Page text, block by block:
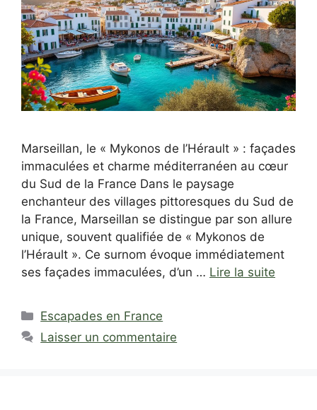
Marseillan, le « Mykonos de l’Hérault » : façades
immaculées et charme méditerranéen au cœur
du Sud de la France Dans le paysage
enchanteur des villages pittoresques du Sud de
la France, Marseillan se distingue par son allure
unique, souvent qualifiée de « Mykonos de
l’Hérault ». Ce surnom évoque immédiatement
ses façades immaculées, d’un … Lire la suite
Catégories
Escapades en France
Laisser un commentaire